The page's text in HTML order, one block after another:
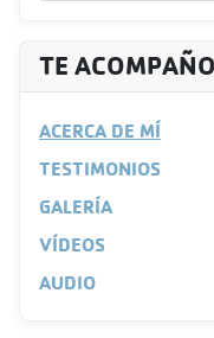
TE ACOMPAÑO
ACERCA DE MÍ
TESTIMONIOS
GALERÍA
VÍDEOS
AUDIO